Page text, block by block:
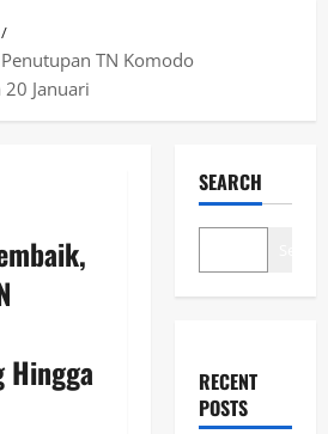
TN Komodo
Januari
Hingga
SEARCH
RECENT
POSTS